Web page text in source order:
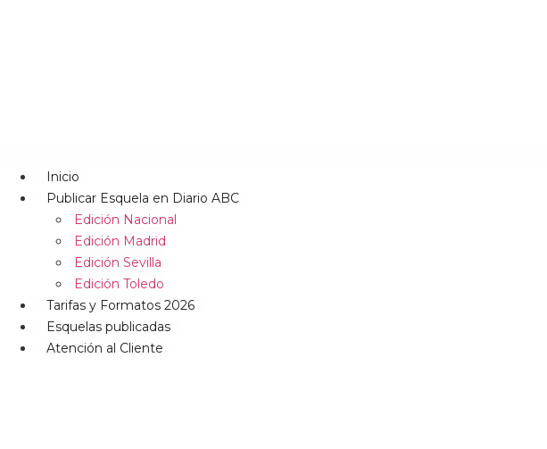
Inicio
Publicar Esquela en Diario ABC
Edición Nacional
Edición Madrid
Edición Sevilla
Edición Toledo
Tarifas y Formatos 2026
Esquelas publicadas
Atención al Cliente